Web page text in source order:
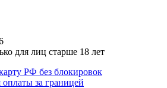
для лиц старше 18 лет
РФ без блокировок
за границей